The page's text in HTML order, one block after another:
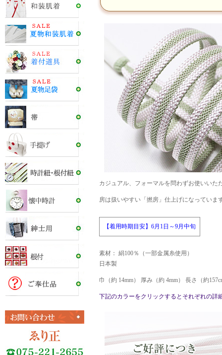
カジュアル、フォーマルを問わずお使いいた
房は扱いやすい「撚房」仕上げになっていま
【着用時期目安】6月1日～9月中旬
素材： 絹100％（一部金属糸使用）
日本製
巾（約 14mm） 厚み（約 4mm） 長さ（約
下記のカラーをクリックするとそれぞれの詳